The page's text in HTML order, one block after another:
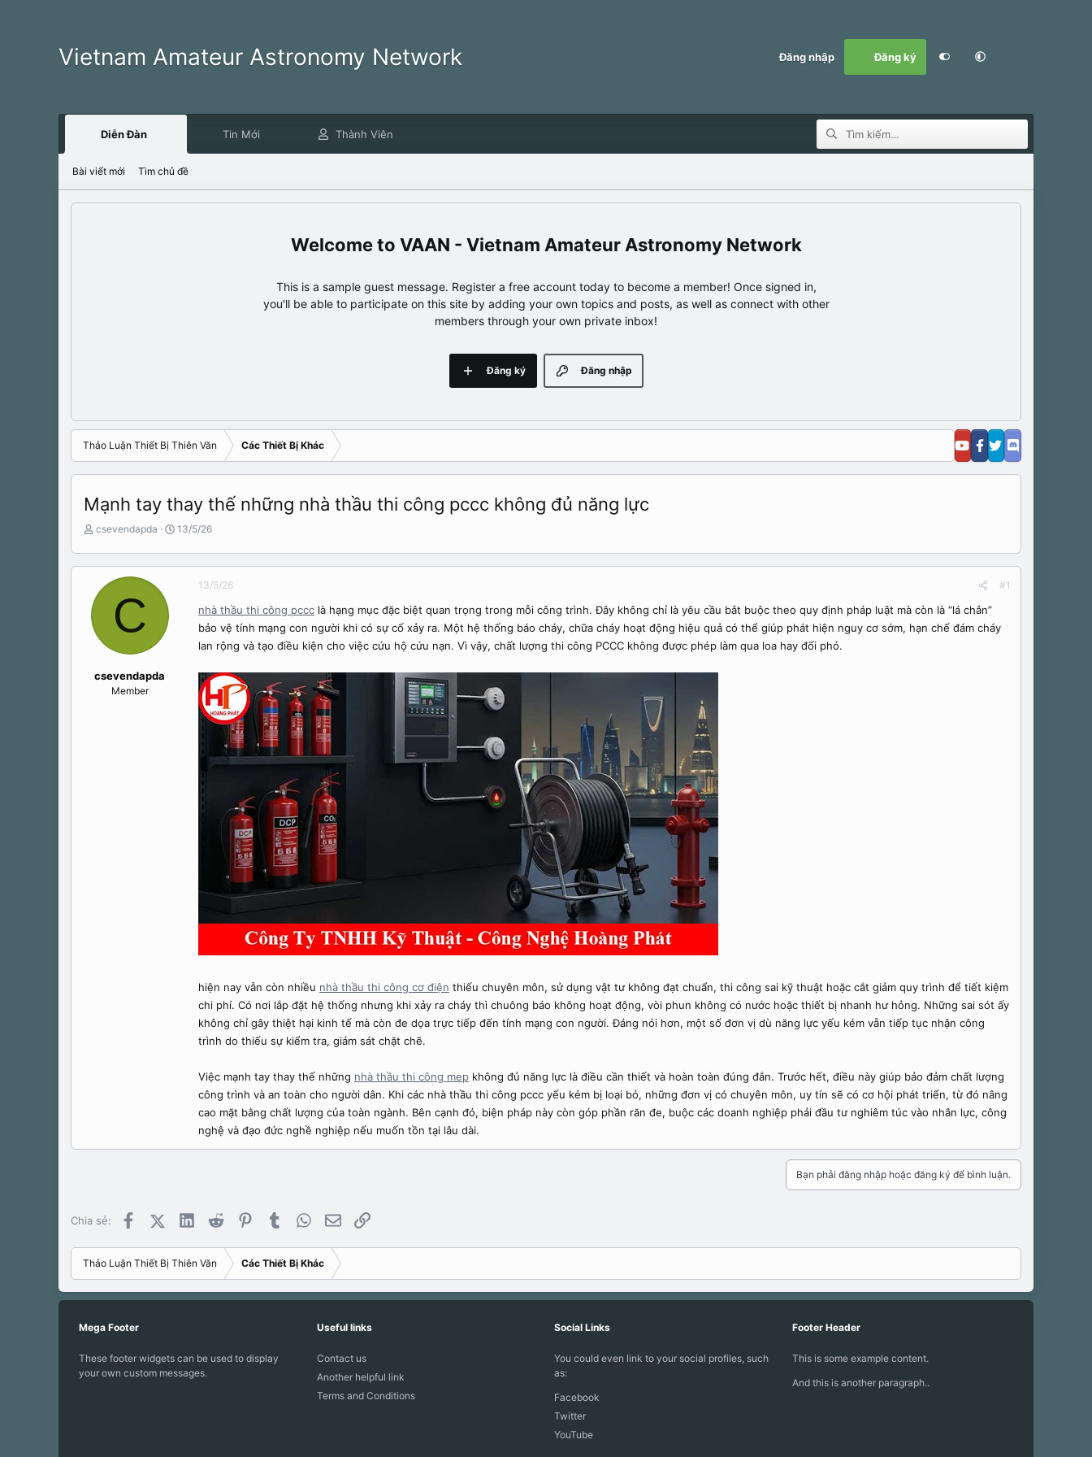
Vietnam Amateur Astronomy Network Đăng nhập Đăng ký
Diễn Đàn Tin Mới Thành Viên
Bài viết mới Tìm chủ đề
VAAN - Vietnam Amateur Astronomy Network
This is a sample guest message. Register a free account today to become a member! Once signed in,
you'll be able to participate on this site by adding your own topics and posts, as well as connect with other
members through your own private inbox!
Đăng nhập
Đăng ký
Thảo Luận Thiết Bị Thiên Văn Các Thiết Bị Khác
Mạnh tay thay thế những nhà thầu thi công pccc không đủ năng lực
N
ư
k
ở
ạ
csevendapda
N
à
13/5/26
C
csevendapda
Member
13/5/26 #1
nhà thầu thi công pccc là hạng mục đặc biệt quan trọng trong mỗi công trình. Đây không chỉ là yêu cầu bắt buộc theo quy định pháp luật mà còn là “lá chắn”
bảo vệ tính mạng con người khi có sự cố xảy ra. Một hệ thống báo cháy, chữa cháy hoạt động hiệu quả có thể giúp phát hiện nguy cơ sớm, hạn chế đám cháy
lan rộng và tạo điều kiện cho việc cứu hộ cứu nạn. Vì vậy, chất lượng thi công PCCC không được phép làm qua loa hay đối phó.
hiện nay vẫn còn nhiều nhà thầu thi công cơ điện thiếu chuyên môn, sử dụng vật tư không đạt chuẩn, thi công sai kỹ thuật hoặc cắt giảm quy trình để tiết kiệm
chi phí. Có nơi lắp đặt hệ thống nhưng khi xảy ra cháy thì chuông báo không hoạt động, vòi phun không có nước hoặc thiết bị nhanh hư hỏng. Những sai sót ấy
không chỉ gây thiệt hại kinh tế mà còn đe dọa trực tiếp đến tính mạng con người. Đáng nói hơn, một số đơn vị dù năng lực yếu kém vẫn tiếp tục nhận công
trình do thiếu sự kiểm tra, giám sát chặt chẽ.
Việc mạnh tay thay thế những nhà thầu thi công mep không đủ năng lực là điều cần thiết và hoàn toàn đúng đắn. Trước hết, điều này giúp bảo đảm chất lượng
công trình và an toàn cho người dân. Khi các nhà thầu thi công pccc yếu kém bị loại bỏ, những đơn vị có chuyên môn, uy tín sẽ có cơ hội phát triển, từ đó nâng
cao mặt bằng chất lượng của toàn ngành. Bên cạnh đó, biện pháp này còn góp phần răn đe, buộc các doanh nghiệp phải đầu tư nghiêm túc vào nhân lực, công
nghệ và đạo đức nghề nghiệp nếu muốn tồn tại lâu dài.
Bạn phải đăng nhập hoặc đăng ký để bình luận.
Chia sẻ: FacebookX (Twitter)
LinkedInReddit PinterestTumblrWhatsApp
Email Link
Thảo Luận Thiết Bị Thiên Văn Các Thiết Bị Khác
Mega Footer
These footer widgets can be used to display
your own custom messages.
Useful links
Contact us
Another helpful link
Terms and Conditions
Social Links
You could even link to your social profiles, such
as:
Facebook
Twitter
YouTube
Footer Header
This is some example content.
And this is another paragraph..